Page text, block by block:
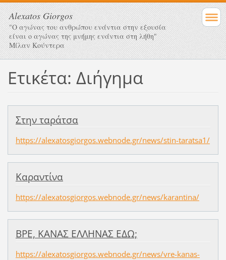
Alexatos Giorgos
"Ο αγώνας του ανθρώπου ενάντια στην εξουσία
είναι ο αγώνας της μνήμης ενάντια στη λήθη"
Μίλαν Κούντερα
Ετικέτα: Διήγημα
Στην ταράτσα
https://alexatosgiorgos.webnode.gr/news/stin-taratsa1/
Καραντίνα
https://alexatosgiorgos.webnode.gr/news/karantina/
ΒΡΕ, ΚΑΝΑΣ ΕΛΛΗΝΑΣ ΕΔΩ;
https://alexatosgiorgos.webnode.gr/news/vre-kanas-